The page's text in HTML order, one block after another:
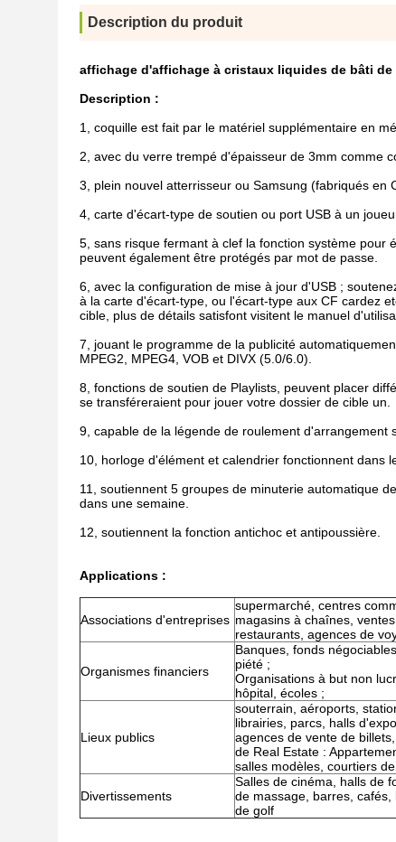
Description du produit
affichage d'affichage à cristaux liquides de bâti de
Description :
1, coquille est fait par le matériel supplémentaire en
2, avec du verre trempé d'épaisseur de 3mm comme
3, plein nouvel atterrisseur ou Samsung (fabriqués en
4, carte d'écart-type de soutien ou port USB à un
5, sans risque fermant à clef la fonction système pour
peuvent également être protégés par mot de passe.
6, avec la configuration de mise à jour d'USB ;
à la carte d'écart-type, ou l'écart-type aux CF cardez
cible, plus de détails satisfont visitent le manuel
7, jouant le programme de la publicité
MPEG2, MPEG4, VOB et DIVX (5.0/6.0).
8, fonctions de soutien de Playlists, peuvent placer
se transféreraient pour jouer votre dossier de cible un.
9, capable de la légende de roulement d'arrangement
10, horloge d'élément et calendrier fonctionnent dans
11, soutiennent 5 groupes de minuterie automatique
dans une semaine.
12, soutiennent la fonction antichoc et antipoussière.
Applications :
Associations d'entreprises
supermarché, centres
magasins à chaînes,
restaurants, agences de
Organismes financiers
Banques, fonds
piété ;
Organisations à but non
hôpital, écoles ;
Lieux publics
souterrain, aéroports,
librairies, parcs, halls
agences de vente de
de Real Estate :
salles modèles, courtiers
Divertissements
Salles de cinéma, halls de
de massage, barres,
de golf